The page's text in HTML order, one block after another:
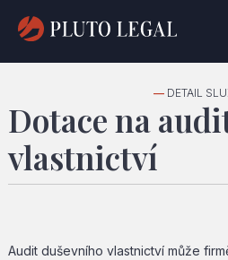
— DETAIL
Dotace na
vlastnictví
Audit duševního vlastnictví může